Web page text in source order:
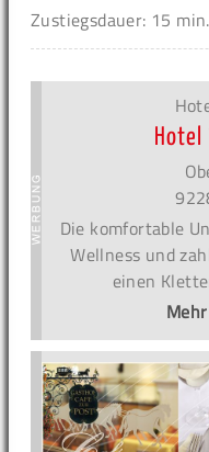
Zustiegsdauer: 15 min.
Hotel
Die komfortable
Wellness und
einen